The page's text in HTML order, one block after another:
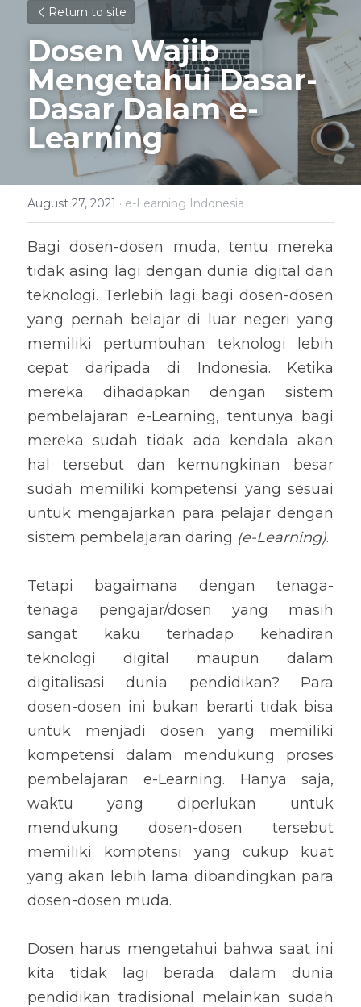
Return to site
Dosen Wajib
Mengetahui Dasar-
Dasar Dalam e-
Learning
August 27, 2021 · e-Learning Indonesia
Bagi dosen-dosen muda, tentu mereka
tidak asing lagi dengan dunia digital dan
teknologi. Terlebih lagi bagi dosen-dosen
yang pernah belajar di luar negeri yang
memiliki pertumbuhan teknologi lebih
cepat daripada di Indonesia. Ketika
mereka dihadapkan dengan sistem
pembelajaran e-Learning, tentunya bagi
mereka sudah tidak ada kendala akan
hal tersebut dan kemungkinan besar
sudah memiliki kompetensi yang sesuai
untuk mengajarkan para pelajar dengan
sistem pembelajaran daring (e-Learning).
Tetapi bagaimana dengan tenaga-
tenaga pengajar/dosen yang masih
sangat kaku terhadap kehadiran
teknologi digital maupun dalam
digitalisasi dunia pendidikan? Para
dosen-dosen ini bukan berarti tidak bisa
untuk menjadi dosen yang memiliki
kompetensi dalam mendukung proses
pembelajaran e-Learning. Hanya saja,
waktu yang diperlukan untuk
mendukung dosen-dosen tersebut
memiliki komptensi yang cukup kuat
yang akan lebih lama dibandingkan para
dosen-dosen muda.
Dosen harus mengetahui bahwa saat ini
kita tidak lagi berada dalam dunia
pendidikan tradisional melainkan sudah